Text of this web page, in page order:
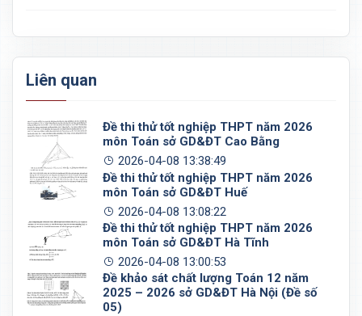
Liên quan
Đề thi thử tốt nghiệp THPT năm 2026
môn Toán sở GD&ĐT Cao Bằng
2026-04-08 13:38:49
Đề thi thử tốt nghiệp THPT năm 2026
môn Toán sở GD&ĐT Huế
2026-04-08 13:08:22
Đề thi thử tốt nghiệp THPT năm 2026
môn Toán sở GD&ĐT Hà Tĩnh
2026-04-08 13:00:53
Đề khảo sát chất lượng Toán 12 năm
2025 – 2026 sở GD&ĐT Hà Nội (Đề số
05)